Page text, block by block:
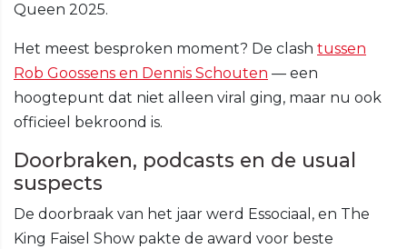
Queen 2025.
Het meest besproken moment? De clash tussen
Rob Goossens en Dennis Schouten — een
hoogtepunt dat niet alleen viral ging, maar nu ook
officieel bekroond is.
Doorbraken, podcasts en de usual
suspects
De doorbraak van het jaar werd Essociaal, en The
King Faisel Show pakte de award voor beste